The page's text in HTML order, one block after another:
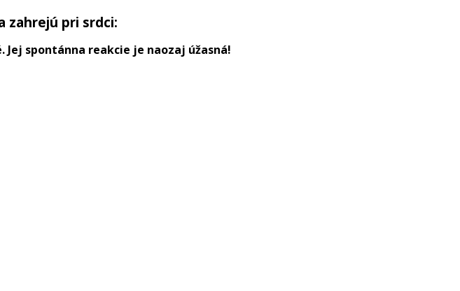
zahrejú pri srdci:
spontánna reakcie je naozaj úžasná!